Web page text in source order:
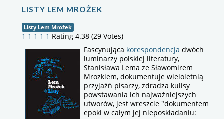
LISTY LEM MROŻEK
Listy Lem Mrożek
1 1 1 1 1 Rating 4.38 (29 Votes)
Fascynująca korespondencja dwóch
luminarzy polskiej literatury,
Stanisława Lema ze Sławomirem
Mrozkiem, dokumentuje wieloletnią
przyjaźń pisarzy, zdradza kulisy
powstawania ich najważniejszych
utworów, jest wreszcie "dokumentem
epoki w całym jej nieposkładaniu: